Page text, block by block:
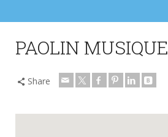
PAOLIN MUSIQUE
Share